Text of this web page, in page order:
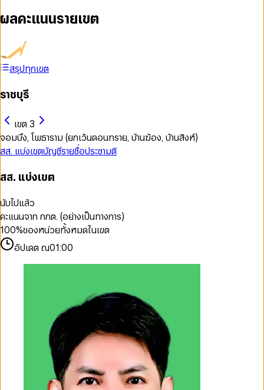
ผลคะแนนรายเขต
สรุปทุกเขต
ราชบุรี
เขต 3
จอมบึง, โพธาราม (ยกเว้นดอนทราย, บ้านฆ้อง, บ้านสิงห์)
สส. แบ่งเขตบัญชีรายชื่อประชามติ
สส. แบ่งเขต
นับไปแล้ว
คะแนนจาก กกต. (อย่างเป็นทางการ)
100%ของหน่วยทั้งหมดในเขต
อัปเดต ณ01:00